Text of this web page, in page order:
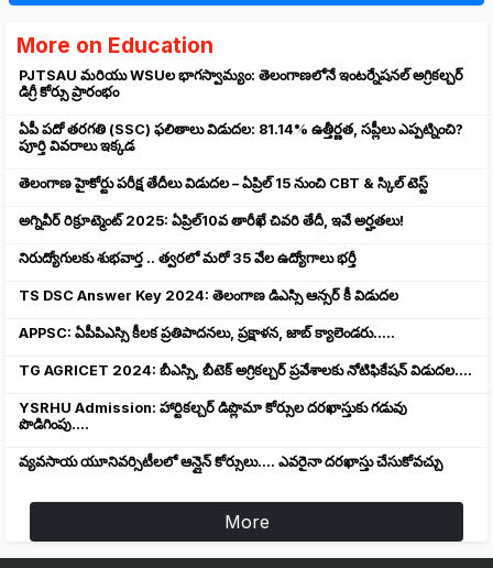
More on Education
PJTSAU మరియు WSUల భాగస్వామ్యం: తెలంగాణలోనే ఇంటర్నేషనల్ అగ్రికల్చర్
డిగ్రీ కోర్సు ప్రారంభం
ఏపీ పదో తరగతి (SSC) ఫలితాలు విడుదల: 81.14% ఉత్తీర్ణత, సప్లీలు ఎప్పట్నించి?
పూర్తి వివరాలు ఇక్కడ
తెలంగాణ హైకోర్టు పరీక్ష తేదీలు విడుదల – ఏప్రిల్ 15 నుంచి CBT & స్కిల్ టెస్ట్
అగ్నివీర్ రిక్రూట్మెంట్ 2025: ఏప్రిల్10వ తారీఖే చివరి తేదీ, ఇవే అర్హతలు!
నిరుద్యోగులకు శుభవార్త .. త్వరలో మరో 35 వేల ఉద్యోగాలు భర్తీ
TS DSC Answer Key 2024: తెలంగాణ డిఎస్సి ఆన్సర్ కీ విడుదల
APPSC: ఏపీపిఎస్సి కీలక ప్రతిపాదనలు, ప్రక్షాళన, జాబ్ క్యాలెండరు.....
TG AGRICET 2024: బీఎస్సి, బీటెక్ అగ్రికల్చర్ ప్రవేశాలకు నోటిఫికేషన్ విడుదల....
YSRHU Admission: హార్టికల్చర్ డిప్లొమా కోర్సుల దరఖాస్తుకు గడువు
పొడిగింపు....
వ్యవసాయ యూనివర్సిటీలలో ఆన్లైన్ కోర్సులు.... ఎవరైనా దరఖాస్తు చేసుకోవచ్చు
More